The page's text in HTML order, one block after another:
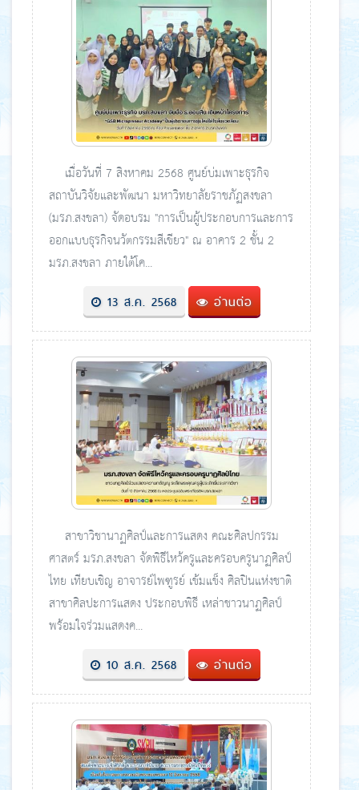
เมื่อวันที่ 7 สิงหาคม 2568 ศูนย์บ่มเพาะธุรกิจ
สถาบันวิจัยและพัฒนา มหาวิทยาลัยราชภัฏสงขลา
(มรภ.สงขลา) จัดอบรม "การเป็นผู้ประกอบการและการ
ออกแบบธุรกิจนวัตกรรมสีเขียว" ณ อาคาร 2 ชั้น 2
มรภ.สงขลา ภายใต้โค...
13 ส.ค. 2568 อ่านต่อ
สาขาวิชานาฏศิลป์และการแสดง คณะศิลปกรรม
ศาสตร์ มรภ.สงขลา จัดพิธีไหว้ครูและครอบครูนาฏศิลป์
ไทย เทียบเชิญ อาจารย์ไพฑูรย์ เข้มแข็ง ศิลปินแห่งชาติ
สาขาศิลปะการแสดง ประกอบพิธี เหล่าชาวนาฏศิลป์
พร้อมใจร่วมแสดงค...
10 ส.ค. 2568 อ่านต่อ